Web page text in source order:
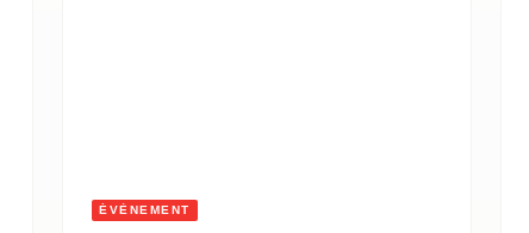
ÉVÈNEMENT